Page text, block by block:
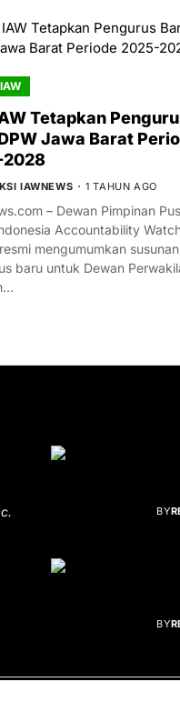
Tetapkan
Jawa Barat
IAWNEWS 1 TAHUN AGO
– Dewan Pimpinan
Accountability
mengumumkan susunan
baru untuk Dewan
BY
BY